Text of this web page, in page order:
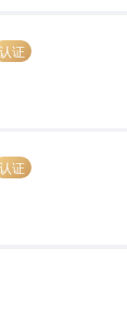
认证
认证